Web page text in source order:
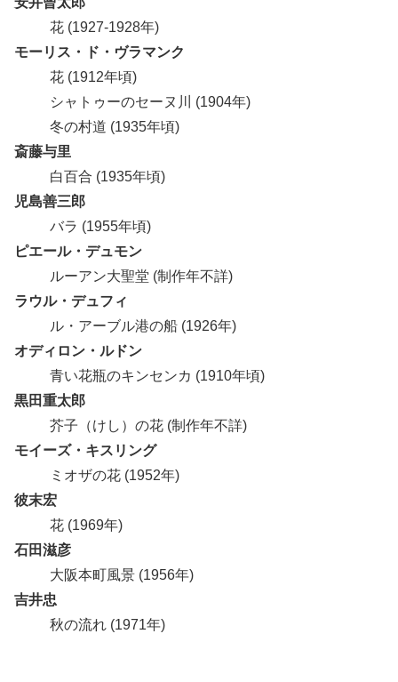
花 (1927-1928年)
モーリス・ド・ヴラマンク
花 (1912年頃)
シャトゥーのセーヌ川 (1904年)
冬の村道 (1935年頃)
斎藤与里
白百合 (1935年頃)
児島善三郎
バラ (1955年頃)
ピエール・デュモン
ルーアン大聖堂 (制作年不詳)
ラウル・デュフィ
ル・アーブル港の船 (1926年)
オディロン・ルドン
青い花瓶のキンセンカ (1910年頃)
黒田重太郎
芥子（けし）の花 (制作年不詳)
モイーズ・キスリング
ミオザの花 (1952年)
彼末宏
花 (1969年)
石田滋彦
大阪本町風景 (1956年)
吉井忠
秋の流れ (1971年)